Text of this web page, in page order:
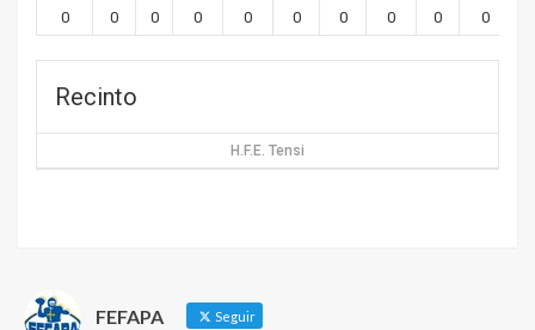
0 0 0 0 0 0 0 0 0 0
Recinto
H.F.E. Tensi
FEFAPA Seguir